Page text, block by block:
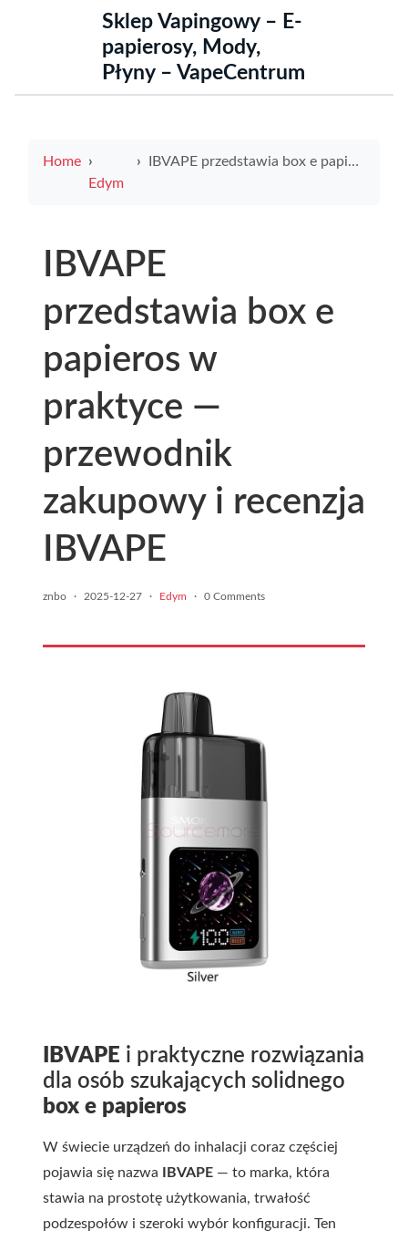
Sklep Vapingowy – E-
papierosy, Mody,
Płyny – VapeCentrum
Home
Edym
IBVAPE przedstawia box e papieros w praktyce — przewodnik zakupowy i recenzja IBVAPE
IBVAPE
przedstawia box e
papieros w
praktyce —
przewodnik
zakupowy i recenzja
IBVAPE
znbo · 2025-12-27 · Edym · 0 Comments
IBVAPE i praktyczne rozwiązania
dla osób szukających solidnego
box e papieros
W świecie urządzeń do inhalacji coraz częściej
pojawia się nazwa
IBVAPE — to marka, która
stawia na prostotę użytkowania, trwałość
podzespołów i szeroki wybór konfiguracji. Ten